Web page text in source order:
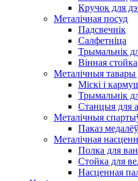
Кручок для
Металічная посуд
Падсвечнік
Салфетніца
Трымальнік
Вінная стойка
Металічныя
Міскі і
Трымальнік
Станцыя для
Металічныя
Паказ медалёў
Металічная
Полка для
Стойка для
Насценная